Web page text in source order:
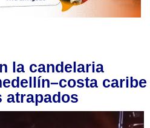
la candelaria
caribe
atrapados